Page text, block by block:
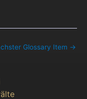
Glossary Item →